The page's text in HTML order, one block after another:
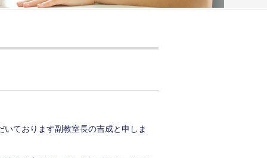
ております副教室長の吉成と申しま